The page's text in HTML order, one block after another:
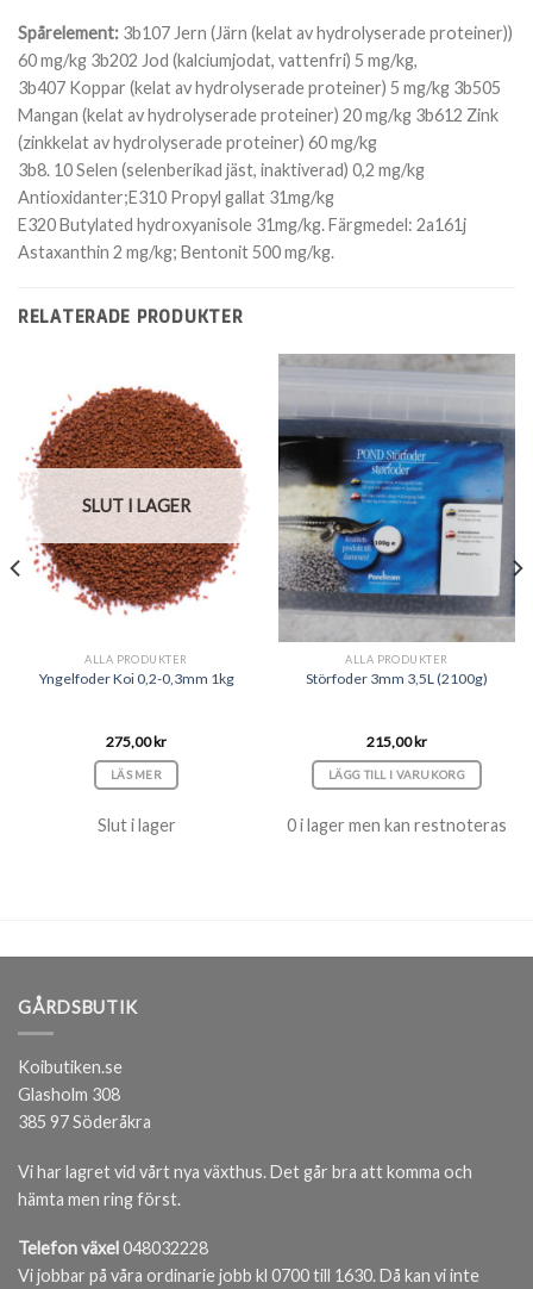
Spårelement: 3b107 Jern (Järn (kelat av hydrolyserade proteiner))
60 mg/kg 3b202 Jod (kalciumjodat, vattenfri) 5 mg/kg,
3b407 Koppar (kelat av hydrolyserade proteiner) 5 mg/kg 3b505
Mangan (kelat av hydrolyserade proteiner) 20 mg/kg 3b612 Zink
(zinkkelat av hydrolyserade proteiner) 60 mg/kg
3b8. 10 Selen (selenberikad jäst, inaktiverad) 0,2 mg/kg
Antioxidanter;E310 Propyl gallat 31mg/kg
E320 Butylated hydroxyanisole 31mg/kg. Färgmedel: 2a161j
Astaxanthin 2 mg/kg; Bentonit 500 mg/kg.
RELATERADE PRODUKTER
SLUT I LAGER
ALLA PRODUKTER
Yngelfoder Koi 0,2-0,3mm 1kg
275,00kr
LÄS MER
Slut i lager
ALLA PRODUKTER
Störfoder 3mm 3,5L (2100g)
215,00kr
LÄGG TILL I VARUKORG
0 i lager men kan restnoteras
GÅRDSBUTIK
Koibutiken.se
Glasholm 308
385 97 Söderåkra
Vi har lagret vid vårt nya växthus. Det går bra att komma och
hämta men ring först.
Telefon växel048032228
Vi jobbar på våra ordinarie jobb kl 0700 till 1630. Då kan vi inte